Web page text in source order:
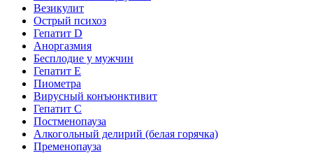
Везикулит
Острый психоз
Гепатит D
Аноргазмия
Бесплодие у мужчин
Гепатит E
Пиометра
Вирусный конъюнктивит
Гепатит C
Постменопауза
Алкогольный делирий (белая горячка)
Пременопауза